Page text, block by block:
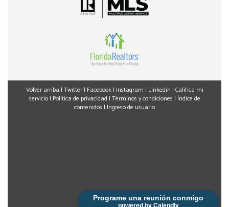
Programe una reunión conmigo
powered by Calendly
Volver arriba | Twitter| Facebook| Instagram | Linkedin | Califica mi
servicio| Política de privacidad | Términos y condiciones | Índice de
contenidos | Ingreso de usuario